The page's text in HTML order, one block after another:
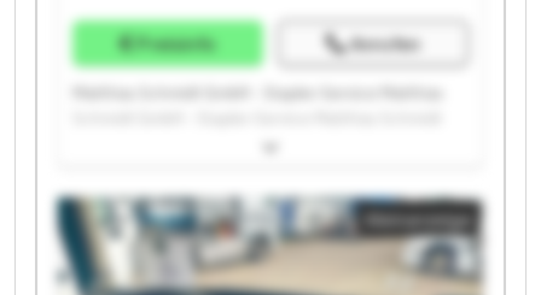
Preisinfo Anrufen
Matthias Schmidt GmbH - Stapler-Service Matthias
GmbH - Stapler-Service Matthias Schmidt GmbH -
Service Matthias Schmidt GmbH - Stapler-Service
Matthias Schmidt GmbH - Stapler-Service Matthias
Schmidt GmbH - Stapler-Service Matthias Schmidt
GmbH - Stapler-Service Matthias Schmidt GmbH -
Kleinanzeige